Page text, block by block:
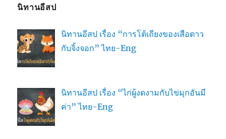
นิทานอีสป
นิทานอีสป เรื่อง “การโต้เถียงของเสือดาว
กับจิ้งจอก” ไทย-Eng
นิทานอีสป เรื่อง “ไก่ผู้งดงามกับไข่มุกอันมี
ค่า” ไทย-Eng